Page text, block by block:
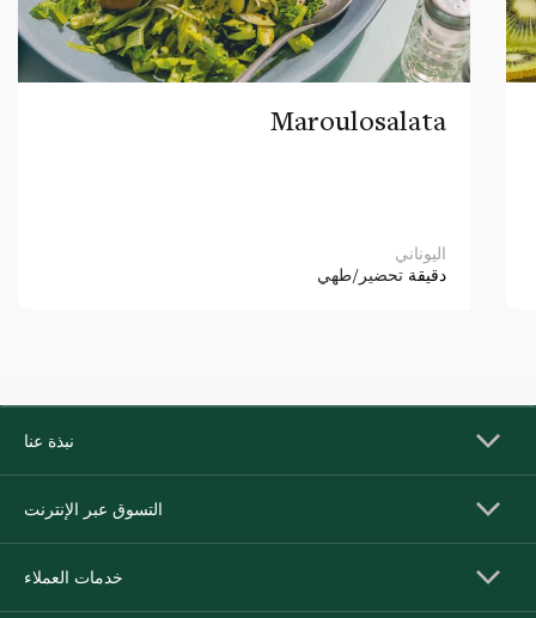
Maroulosalata
اليوناني
دقيقة تحضير/طهي
نبذة عنا
التسوق عبر الإنترنت
خدمات العملاء